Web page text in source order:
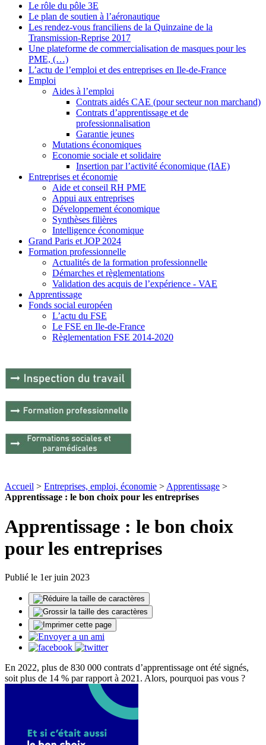
Le rôle du pôle 3E
Le plan de soutien à l’aéronautique
Les rendez-vous franciliens de la Quinzaine de la
Transmission-Reprise 2017
Une plateforme de commercialisation de masques pour les
PME, (…)
L’actu de l’emploi et des entreprises en Ile-de-France
Emploi
Aides à l’emploi
Contrats aidés CAE (pour secteur non marchand)
Contrats d’apprentissage et de
professionnalisation
Garantie jeunes
Mutations économiques
Economie sociale et solidaire
Insertion par l’activité économique (IAE)
Entreprises et économie
Aide et conseil RH PME
Appui aux entreprises
Développement économique
Synthèses filières
Intelligence économique
Grand Paris et JOP 2024
Formation professionnelle
Actualités de la formation professionnelle
Démarches et règlementations
Validation des acquis de l’expérience - VAE
Apprentissage
Fonds social européen
L’actu du FSE
Le FSE en Ile-de-France
Règlementation FSE 2014-2020
Accueil > Entreprises, emploi, économie >Apprentissage >
Apprentissage : le bon choix pour les entreprises
Apprentissage : le bon choix
pour les entreprises
Publié le 1er juin 2023
En 2022, plus de 830 000 contrats d’apprentissage ont été signés,
soit plus de 14 % par rapport à 2021. Alors, pourquoi pas vous ?